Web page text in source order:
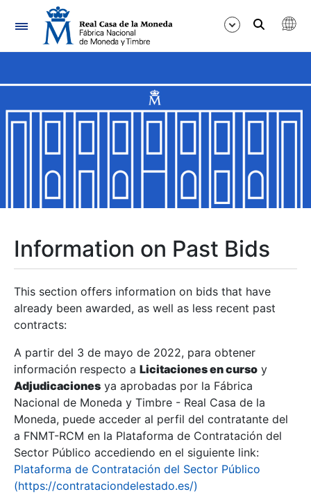
Navigation
Show/Hide
Show/Hide
Show/Hide
Show/Hide
Show/Hide
Information on Past Bids
This section offers information on bids that have
already been awarded, as well as less recent past
contracts:
A partir del 3 de mayo de 2022, para obtener
información respecto a Licitaciones en curso y
Adjudicaciones ya aprobadas por la Fábrica
Nacional de Moneda y Timbre - Real Casa de la
Moneda, puede acceder al perfil del contratante del
a FNMT-RCM en la Plataforma de Contratación del
Sector Público accediendo en el siguiente link:
Plataforma de Contratación del Sector Público
(https://contrataciondelestado.es/)